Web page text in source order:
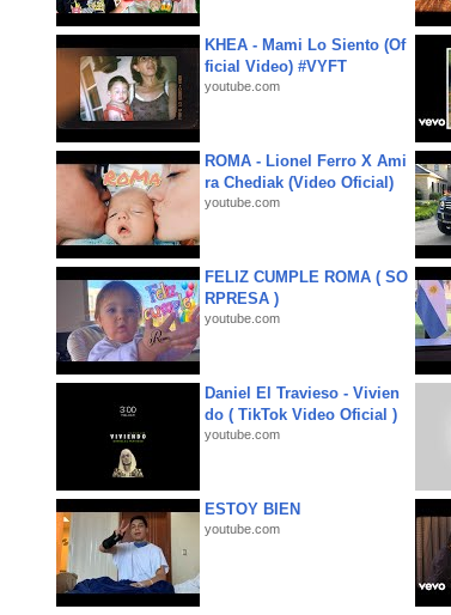
KHEA - Mami Lo Siento (Of
ficial Video) #VYFT
youtube.com
ROMA - Lionel Ferro X Ami
ra Chediak (Video Oficial)
youtube.com
FELIZ CUMPLE ROMA ( SO
RPRESA )
youtube.com
Daniel El Travieso - Vivien
do ( TikTok Video Oficial )
youtube.com
ESTOY BIEN
youtube.com